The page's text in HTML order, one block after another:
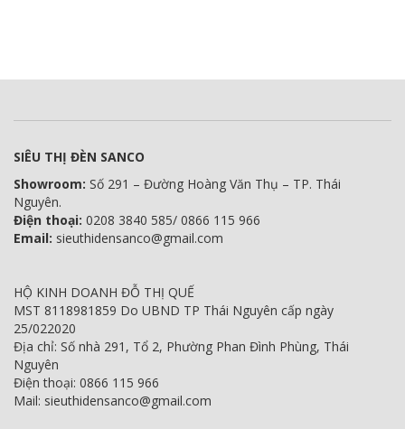
SIÊU THỊ ĐÈN SANCO
Showroom: Số 291 – Đường Hoàng Văn Thụ – TP. Thái
Nguyên.
Điện thoại: 0208 3840 585/ 0866 115 966
Email: sieuthidensanco@gmail.com
HỘ KINH DOANH ĐỖ THỊ QUẾ
MST 8118981859 Do UBND TP Thái Nguyên cấp ngày
25/022020
Địa chỉ: Số nhà 291, Tổ 2, Phường Phan Đình Phùng, Thái
Nguyên
Điện thoại: 0866 115 966
Mail: sieuthidensanco@gmail.com